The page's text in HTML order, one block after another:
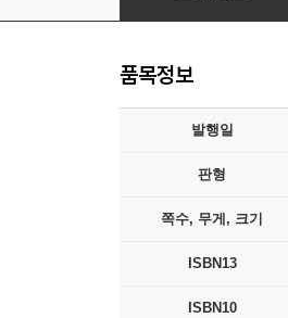
품목정보
발행일
판형
쪽수, 무게, 크기
ISBN13
ISBN10